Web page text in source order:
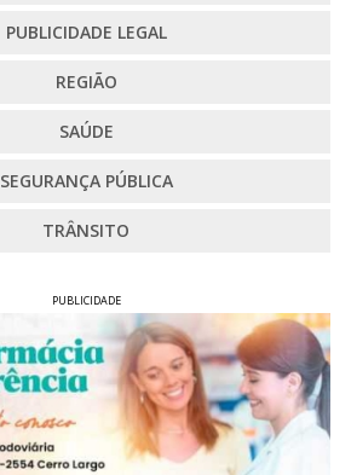
PUBLICIDADE LEGAL
REGIÃO
SAÚDE
SEGURANÇA PÚBLICA
TRÂNSITO
PUBLICIDADE